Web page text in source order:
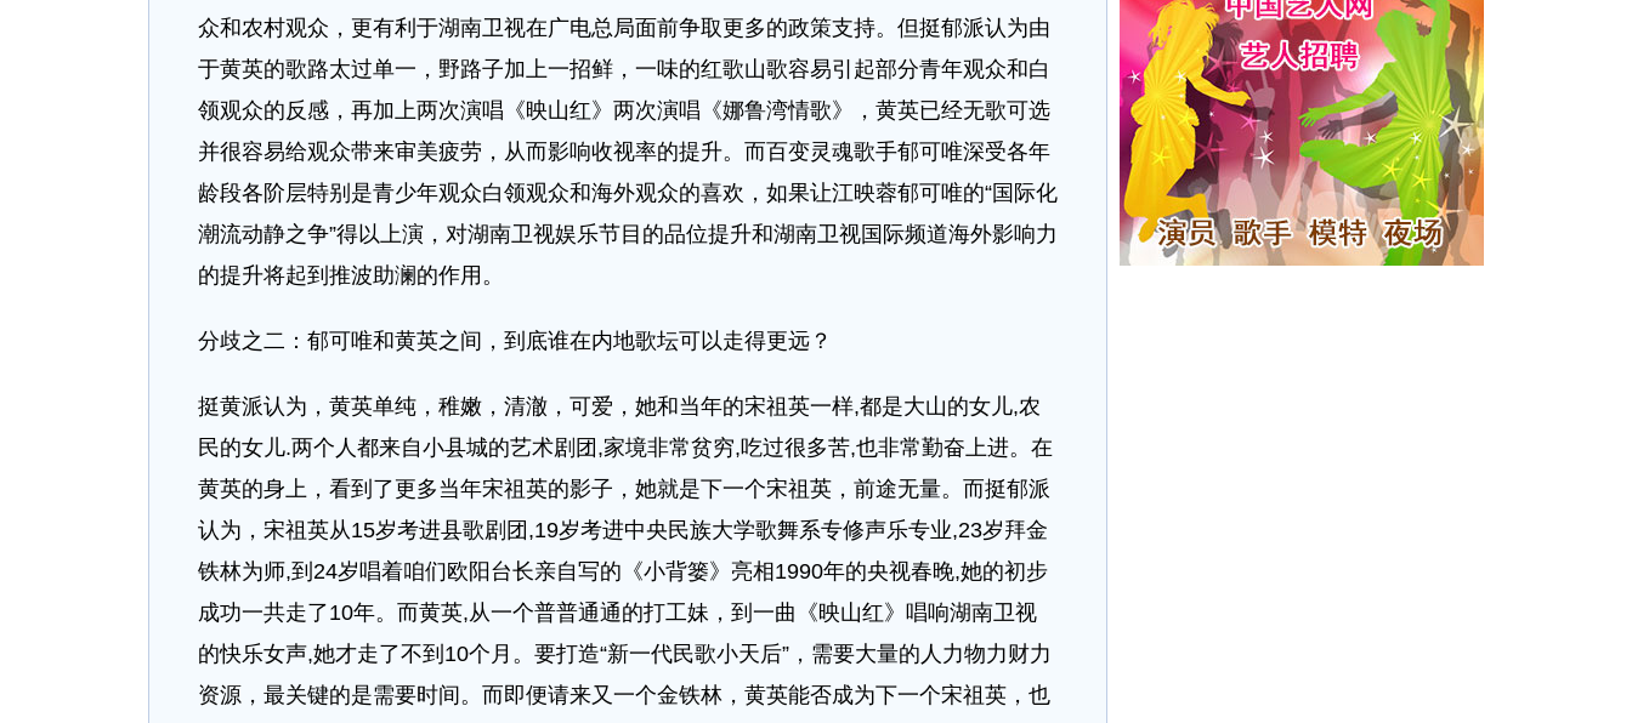
众和农村观众，更有利于湖南卫视在广电总局面前争取更多的政策支持。但挺郁派认为由
于黄英的歌路太过单一，野路子加上一招鲜，一味的红歌山歌容易引起部分青年观众和白
领观众的反感，再加上两次演唱《映山红》两次演唱《娜鲁湾情歌》，黄英已经无歌可选
并很容易给观众带来审美疲劳，从而影响收视率的提升。而百变灵魂歌手郁可唯深受各年
龄段各阶层特别是青少年观众白领观众和海外观众的喜欢，如果让江映蓉郁可唯的“国际化
潮流动静之争”得以上演，对湖南卫视娱乐节目的品位提升和湖南卫视国际频道海外影响力
的提升将起到推波助澜的作用。
分歧之二：郁可唯和黄英之间，到底谁在内地歌坛可以走得更远？
挺黄派认为，黄英单纯，稚嫩，清澈，可爱，她和当年的宋祖英一样,都是大山的女儿,农
民的女儿.两个人都来自小县城的艺术剧团,家境非常贫穷,吃过很多苦,也非常勤奋上进。在
黄英的身上，看到了更多当年宋祖英的影子，她就是下一个宋祖英，前途无量。而挺郁派
认为，宋祖英从15岁考进县歌剧团,19岁考进中央民族大学歌舞系专修声乐专业,23岁拜金
铁林为师,到24岁唱着咱们欧阳台长亲自写的《小背篓》亮相1990年的央视春晚,她的初步
成功一共走了10年。而黄英,从一个普普通通的打工妹，到一曲《映山红》唱响湖南卫视
的快乐女声,她才走了不到10个月。要打造“新一代民歌小天后”，需要大量的人力物力财力
资源，最关键的是需要时间。而即便请来又一个金铁林，黄英能否成为下一个宋祖英，也